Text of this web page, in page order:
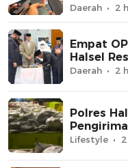
Daerah 2
Empat
Halsel
Daerah 2
Polres Halsel
Lifestyle